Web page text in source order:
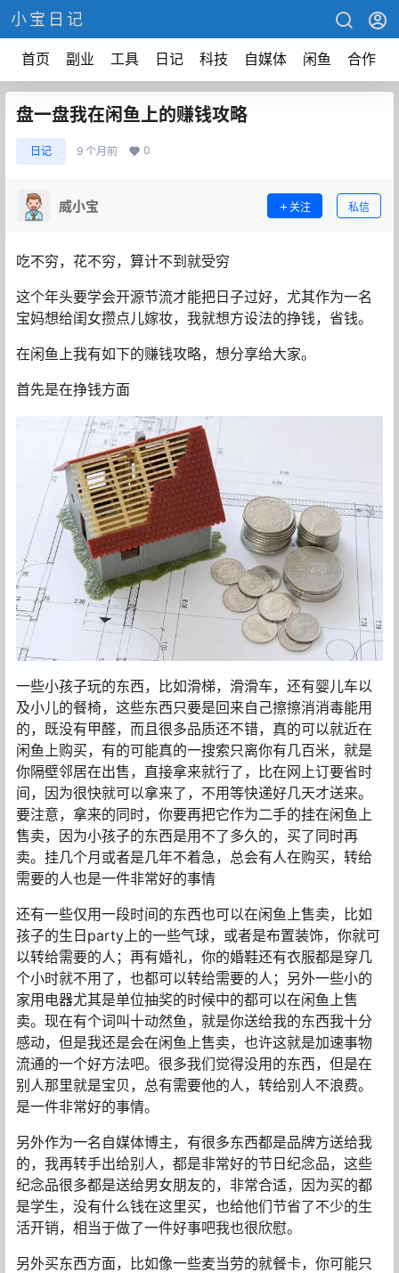
小宝日记
首页 副业 工具 日记 科技 自媒体 闲鱼 合作
盘一盘我在闲鱼上的赚钱攻略
日记 9 个月前 0
威小宝 关注 私信
吃不穷，花不穷，算计不到就受穷
这个年头要学会开源节流才能把日子过好，尤其作为一名
宝妈想给闺女攒点儿嫁妆，我就想方设法的挣钱，省钱。
在闲鱼上我有如下的赚钱攻略，想分享给大家。
首先是在挣钱方面
一些小孩子玩的东西，比如滑梯，滑滑车，还有婴儿车以
及小儿的餐椅，这些东西只要是回来自己擦擦消消毒能用
的，既没有甲醛，而且很多品质还不错，真的可以就近在
闲鱼上购买，有的可能真的一搜索只离你有几百米，就是
你隔壁邻居在出售，直接拿来就行了，比在网上订要省时
间，因为很快就可以拿来了，不用等快递好几天才送来。
要注意，拿来的同时，你要再把它作为二手的挂在闲鱼上
售卖，因为小孩子的东西是用不了多久的，买了同时再
卖。挂几个月或者是几年不着急，总会有人在购买，转给
需要的人也是一件非常好的事情
还有一些仅用一段时间的东西也可以在闲鱼上售卖，比如
孩子的生日party上的一些气球，或者是布置装饰，你就可
以转给需要的人；再有婚礼，你的婚鞋还有衣服都是穿几
个小时就不用了，也都可以转给需要的人；另外一些小的
家用电器尤其是单位抽奖的时候中的都可以在闲鱼上售
卖。现在有个词叫十动然鱼，就是你送给我的东西我十分
感动，但是我还是会在闲鱼上售卖，也许这就是加速事物
流通的一个好方法吧。很多我们觉得没用的东西，但是在
别人那里就是宝贝，总有需要他的人，转给别人不浪费。
是一件非常好的事情。
另外作为一名自媒体博主，有很多东西都是品牌方送给我
的，我再转手出给别人，都是非常好的节日纪念品，这些
纪念品很多都是送给男女朋友的，非常合适，因为买的都
是学生，没有什么钱在这里买，也给他们节省了不少的生
活开销，相当于做了一件好事吧我也很欣慰。
另外买东西方面，比如像一些麦当劳的就餐卡，你可能只